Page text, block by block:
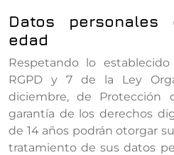
Datos
edad
Respetando lo
RGPD y 7 de la Ley
diciembre, de Protección
garantía de los derechos
de 14 años podrán otorgar
tratamiento de sus datos